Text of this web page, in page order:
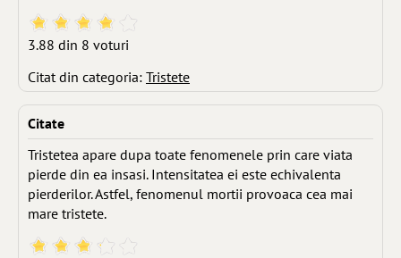
3.88 din 8 voturi
Citat din categoria: Tristete
Citate
Tristetea apare dupa toate fenomenele prin care viata
pierde din ea insasi. Intensitatea ei este echivalenta
pierderilor. Astfel, fenomenul mortii provoaca cea mai
mare tristete.